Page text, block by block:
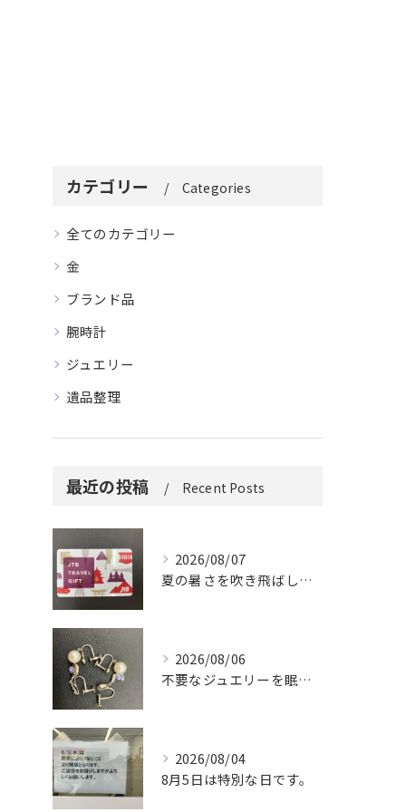
カテゴリー Categories
全てのカテゴリー
金
ブランド品
腕時計
ジュエリー
遺品整理
最近の投稿 Recent Posts
2026/08/07
夏の暑さを吹き飛ばしに来てください。
2026/08/06
不要なジュエリーを眠らせていませんか？
2026/08/04
8月5日は特別な日です。